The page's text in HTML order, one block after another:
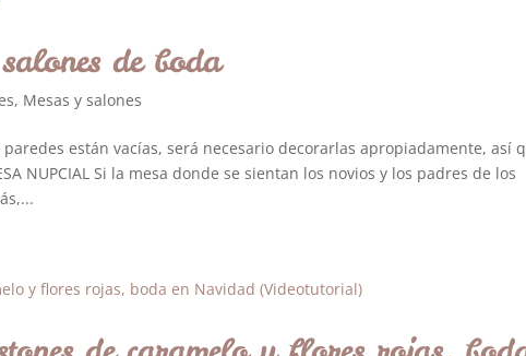
de boda
, Mesas y salones
están vacías, será necesario decorarlas apropiadamente, así
NUPCIAL Si la mesa donde se sientan los novios y los padres de los